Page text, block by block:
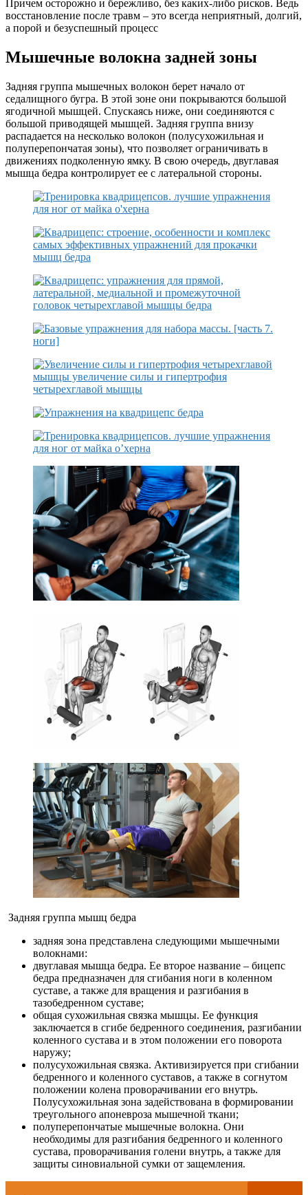
Причем осторожно и бережливо, без каких-либо рисков. Ведь
восстановление после травм – это всегда неприятный, долгий,
а порой и безуспешный процесс
Мышечные волокна задней зоны
Задняя группа мышечных волокон берет начало от
седалищного бугра. В этой зоне они покрываются большой
ягодичной мышцей. Спускаясь ниже, они соединяются с
большой приводящей мышцей. Задняя группа внизу
распадается на несколько волокон (полусухожильная и
полуперепончатая зоны), что позволяет ограничивать в
движениях подколенную ямку. В свою очередь, двуглавая
мышца бедра контролирует ее с латеральной стороны.
Задняя группа мышц бедра
задняя зона представлена следующими мышечными
волокнами:
двуглавая мышца бедра. Ее второе название – бицепс
бедра предназначен для сгибания ноги в коленном
суставе, а также для вращения и разгибания в
тазобедренном суставе;
общая сухожильная связка мышцы. Ее функция
заключается в сгибе бедренного соединения, разгибании
коленного сустава и в этом положении его поворота
наружу;
полусухожильная связка. Активизируется при сгибании
бедренного и коленного суставов, а также в согнутом
положении колена проворачивании его внутрь.
Полусухожильная зона задействована в формировании
треугольного апоневроза мышечной ткани;
полуперепончатые мышечные волокна. Они
необходимы для разгибания бедренного и коленного
сустава, проворачивания голени внутрь, а также для
защиты синовиальной сумки от защемления.